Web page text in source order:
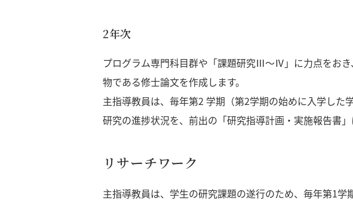
2年次
プログラム専門科目群や「課題研究Ⅲ～Ⅳ」に力点をお
物である修士論文を作成します。
主指導教員は、毎年第2 学期（第2学期の始めに入学し
研究の進捗状況を、前出の「研究指導計画・実施報告書」
リサーチワーク
主指導教員は、学生の研究課題の遂行のため、毎年第1